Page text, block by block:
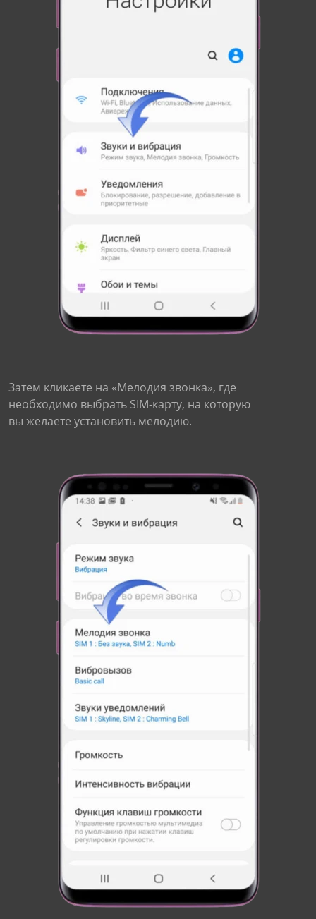
Затем кликаете на «Мелодия звонка», где
необходимо выбрать SIM-карту, на которую
вы желаете установить мелодию.